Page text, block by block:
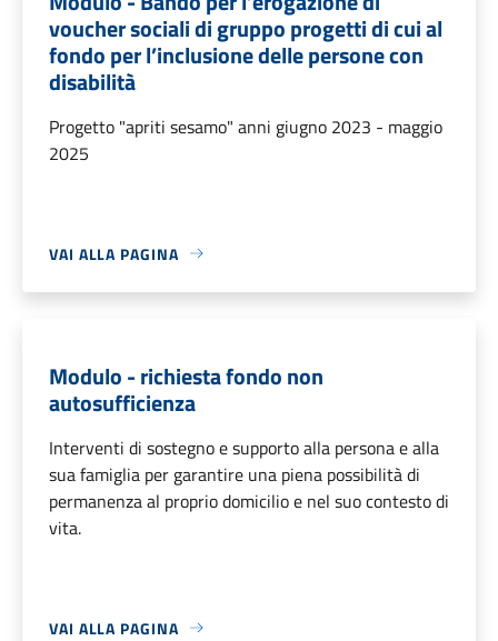
voucher sociali di gruppo progetti di cui al
fondo per l’inclusione delle persone con
disabilità
Progetto "apriti sesamo" anni giugno 2023 - maggio
2025
VAI ALLA PAGINA
Modulo - richiesta fondo non
autosufficienza
Interventi di sostegno e supporto alla persona e alla
sua famiglia per garantire una piena possibilità di
permanenza al proprio domicilio e nel suo contesto di
vita.
VAI ALLA PAGINA